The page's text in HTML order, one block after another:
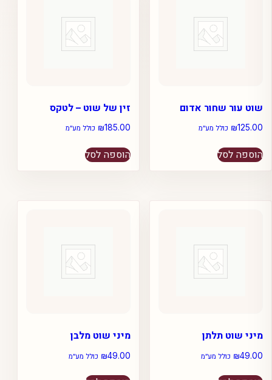
זין של שוט – לטקס
₪185.00 כולל מע״מ
הוספה לסל
שוט עור שחור אדום
₪125.00 כולל מע״מ
הוספה לסל
מיני שוט מלבן
₪49.00 כולל מע״מ
מיני שוט תלתן
₪49.00 כולל מע״מ